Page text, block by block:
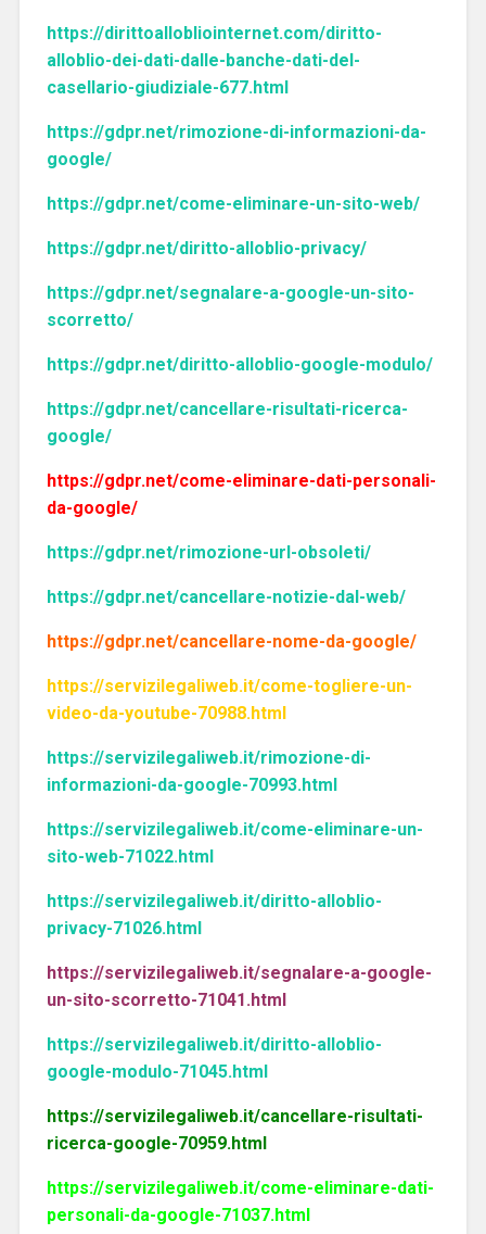
https://dirittoallobliointernet.com/diritto-
alloblio-dei-dati-dalle-banche-dati-del-
casellario-giudiziale-677.html
https://gdpr.net/rimozione-di-informazioni-da-
google/
https://gdpr.net/come-eliminare-un-sito-web/
https://gdpr.net/diritto-alloblio-privacy/
https://gdpr.net/segnalare-a-google-un-sito-
scorretto/
https://gdpr.net/diritto-alloblio-google-modulo/
https://gdpr.net/cancellare-risultati-ricerca-
google/
https://gdpr.net/come-eliminare-dati-personali-
da-google/
https://gdpr.net/rimozione-url-obsoleti/
https://gdpr.net/cancellare-notizie-dal-web/
https://gdpr.net/cancellare-nome-da-google/
https://servizilegaliweb.it/come-togliere-un-
video-da-youtube-70988.html
https://servizilegaliweb.it/rimozione-di-
informazioni-da-google-70993.html
https://servizilegaliweb.it/come-eliminare-un-
sito-web-71022.html
https://servizilegaliweb.it/diritto-alloblio-
privacy-71026.html
https://servizilegaliweb.it/segnalare-a-google-
un-sito-scorretto-71041.html
https://servizilegaliweb.it/diritto-alloblio-
google-modulo-71045.html
https://servizilegaliweb.it/cancellare-risultati-
ricerca-google-70959.html
https://servizilegaliweb.it/come-eliminare-dati-
personali-da-google-71037.html